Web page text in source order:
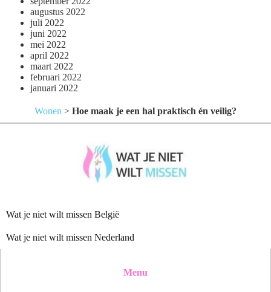
augustus 2022
juli 2022
juni 2022
mei 2022
april 2022
maart 2022
februari 2022
januari 2022
Wonen > Hoe maak je een hal praktisch én veilig?
Wat je niet wilt missen België
Wat je niet wilt missen Nederland
Menu